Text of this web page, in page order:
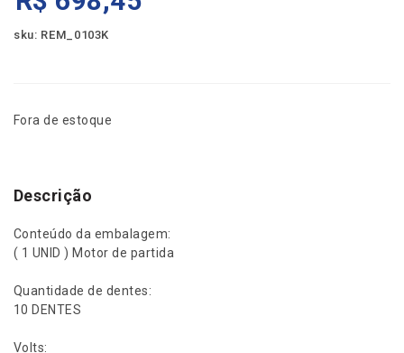
sku: REM_0103K
Fora de estoque
Descrição
Conteúdo da embalagem:
( 1 UNID ) Motor de partida
Quantidade de dentes:
10 DENTES
Volts: